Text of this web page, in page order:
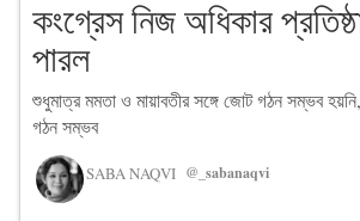
কংগ্রেস নিজ অধিকার
পারল
শুধুমাত্র মমতা ও মায়াবতীর সঙ্গে জোট গঠন সম্ভব
গঠন সম্ভব
SABA NAQVI @_sabanaqvi